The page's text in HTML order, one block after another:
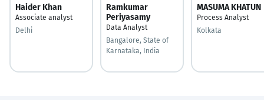
Haider Khan
Associate analyst
Delhi
Ramkumar
Periyasamy
Data Analyst
Bangalore, State of
Karnataka, India
MASUMA KHATUN
Process Analyst
Kolkata